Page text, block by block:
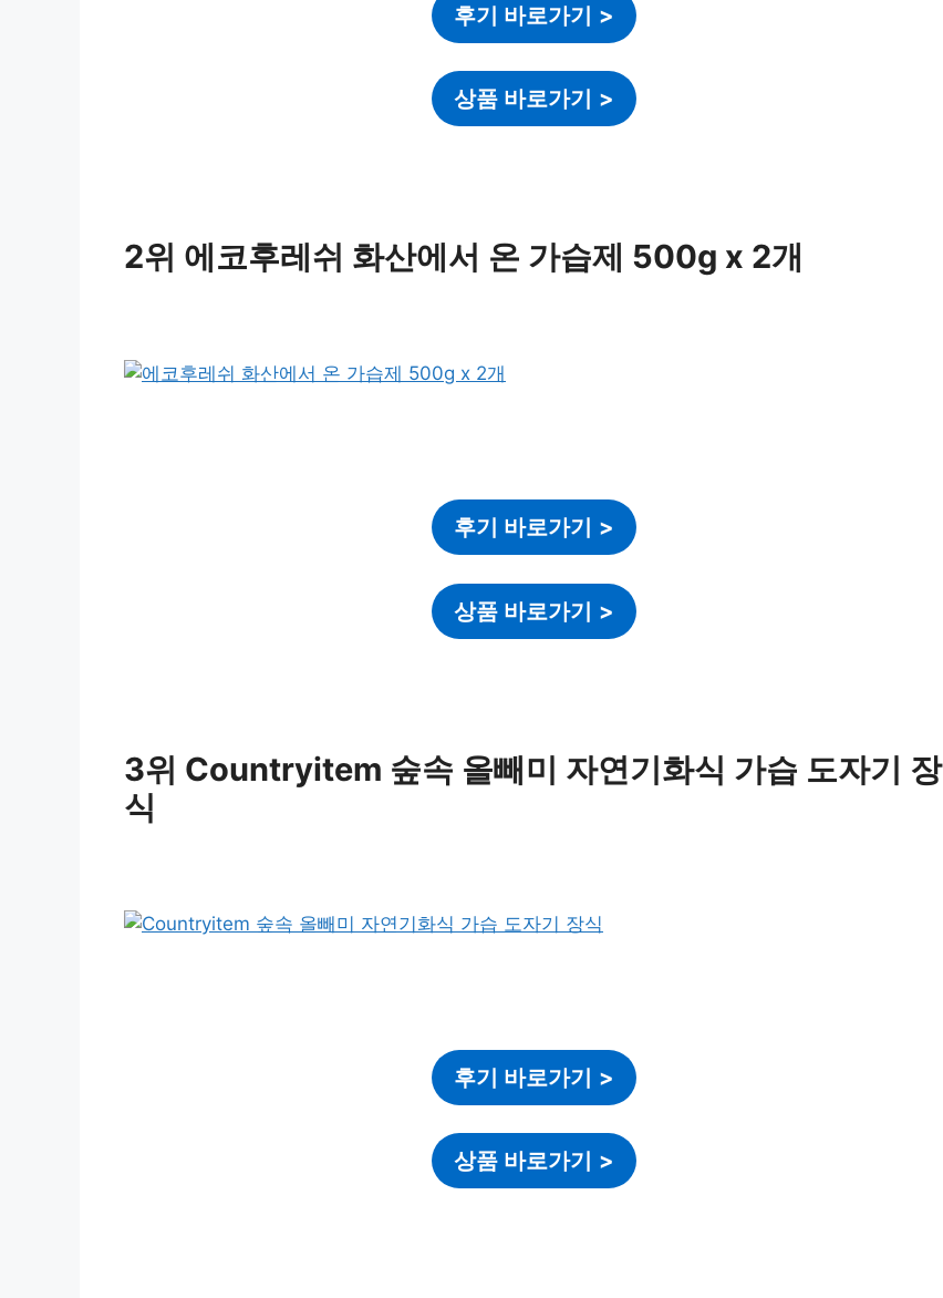
후기 바로가기 >
상품 바로가기 >
2위 에코후레쉬 화산에서 온 가습제 500g x 2개
후기 바로가기 >
상품 바로가기 >
3위 Countryitem 숲속 올빼미 자연기화식 가습 도자기 장
식
후기 바로가기 >
상품 바로가기 >